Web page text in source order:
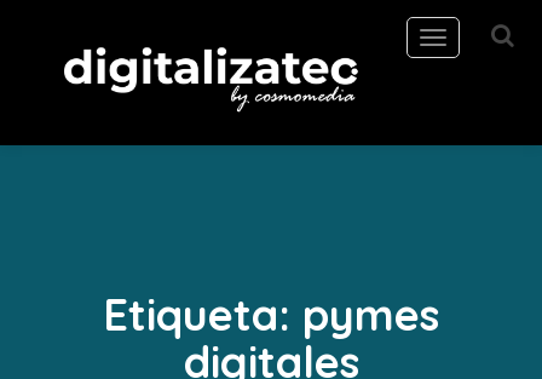
Toggle
navigation
Etiqueta: pymes
digitales